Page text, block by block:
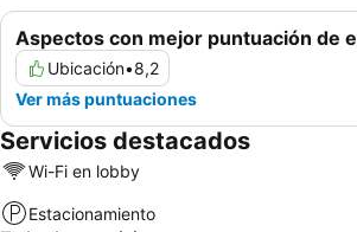
Aspectos con mejor puntuación de
Ubicación•8,2
Ver más puntuaciones
Servicios destacados
Wi-Fi en lobby
Estacionamiento